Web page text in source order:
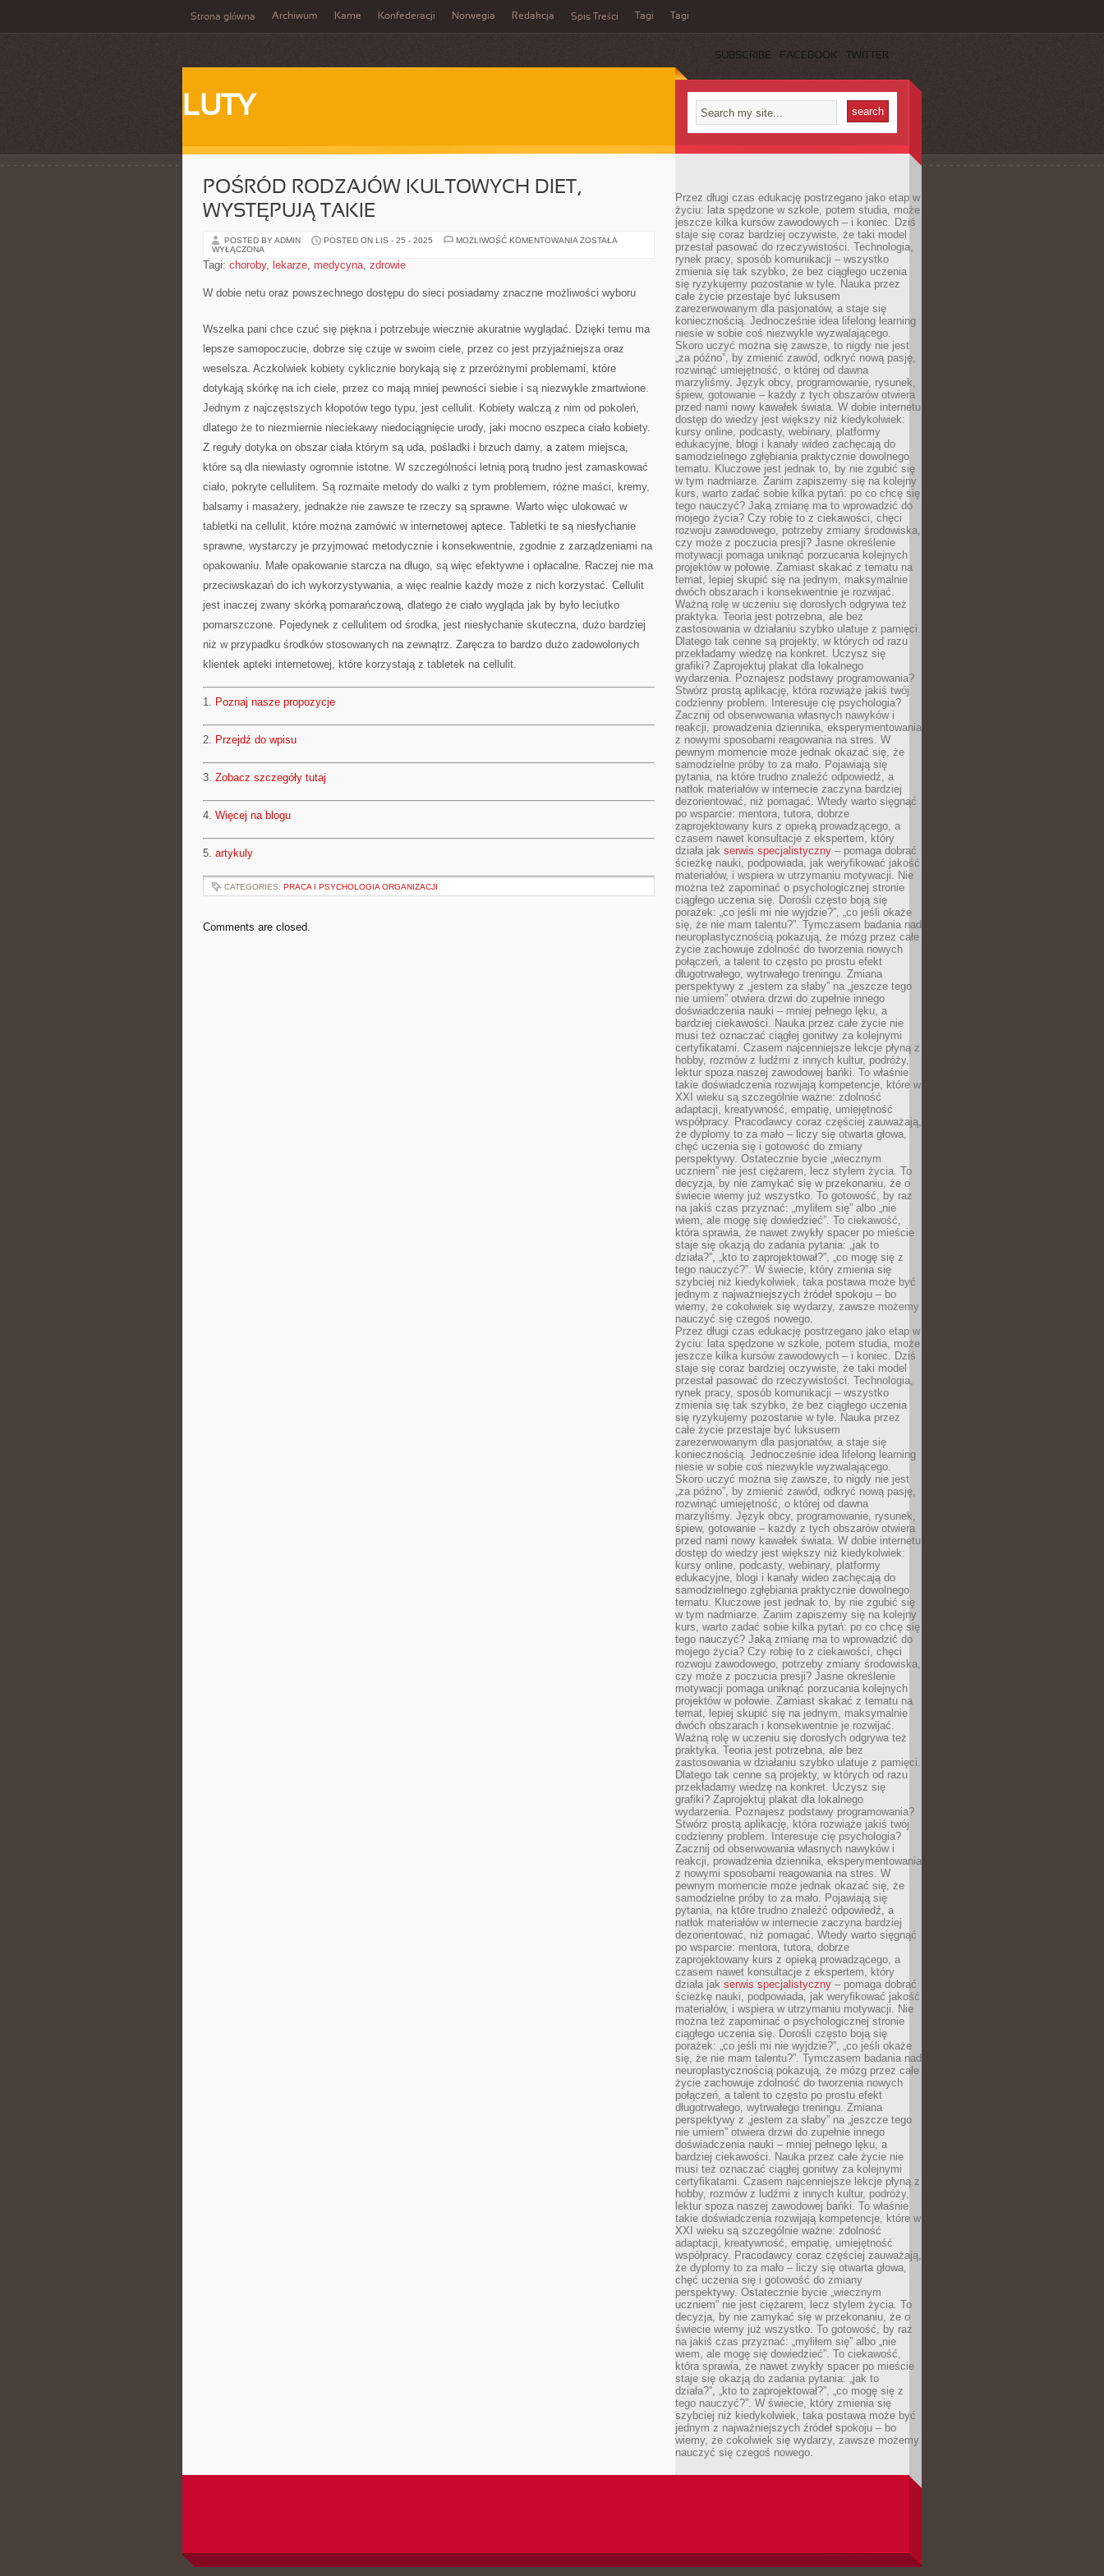
Strona główna Archiwum Karne Konfederacji Norwegia Redakcja Spis Treści Tagi Tagi
SUBSCRIBE FACEBOOK TWITTER
LUTY
POŚRÓD RODZAJÓW KULTOWYCH DIET,
WYSTĘPUJĄ TAKIE
POSTED BY ADMIN POSTED ON LIS - 25 - 2025 MOŻLIWOŚĆ KOMENTOWANIA POŚRÓD
ZOSTAŁA
WYŁĄCZONA
Tagi: choroby, lekarze, medycyna, zdrowie
W dobie netu oraz powszechnego dostępu do sieci posiadamy znaczne możliwości wyboru
Wszelka pani chce czuć się piękna i potrzebuje wiecznie akuratnie wyglądać. Dzięki temu ma
lepsze samopoczucie, dobrze się czuje w swoim ciele, przez co jest przyjaźniejsza oraz
weselsza. Aczkolwiek kobiety cyklicznie borykają się z przeróżnymi problemami, które
dotykają skórkę na ich ciele, przez co mają mniej pewności siebie i są niezwykle zmartwione.
Jednym z najczęstszych kłopotów tego typu, jest cellulit. Kobiety walczą z nim od pokoleń,
dlatego że to niezmiernie nieciekawy niedociągnięcie urody, jaki mocno oszpeca ciało kobiety.
Z reguły dotyka on obszar ciała którym są uda, pośladki i brzuch damy, a zatem miejsca,
które są dla niewiasty ogromnie istotne. W szczególności letnią porą trudno jest zamaskować
ciało, pokryte cellulitem. Są rozmaite metody do walki z tym problemem, różne maści, kremy,
balsamy i masażery, jednakże nie zawsze te rzeczy są sprawne. Warto więc ulokować w
tabletki na cellulit, które można zamówić w internetowej aptece. Tabletki te są niesłychanie
sprawne, wystarczy je przyjmować metodycznie i konsekwentnie, zgodnie z zarządzeniami na
opakowaniu. Małe opakowanie starcza na długo, są więc efektywne i opłacalne. Raczej nie ma
przeciwskazań do ich wykorzystywania, a więc realnie każdy może z nich korzystać. Cellulit
jest inaczej zwany skórką pomarańczową, dlatego że ciało wygląda jak by było leciutko
pomarszczone. Pojedynek z cellulitem od środka, jest niesłychanie skuteczna, dużo bardziej
niż w przypadku środków stosowanych na zewnątrz. Zaręcza to bardzo dużo zadowolonych
klientek apteki internetowej, które korzystają z tabletek na cellulit.
1. Poznaj nasze propozycje
2. Przejdź do wpisu
3. Zobacz szczegóły tutaj
4. Więcej na blogu
5. artykuly
CATEGORIES: PRACA I PSYCHOLOGIA ORGANIZACJI
Comments are closed.
Przez długi czas edukację postrzegano jako etap w
życiu: lata spędzone w szkole, potem studia, może
jeszcze kilka kursów zawodowych – i koniec. Dziś
staje się coraz bardziej oczywiste, że taki model
przestał pasować do rzeczywistości. Technologia,
rynek pracy, sposób komunikacji – wszystko
zmienia się tak szybko, że bez ciągłego uczenia
się ryzykujemy pozostanie w tyle. Nauka przez
całe życie przestaje być luksusem
zarezerwowanym dla pasjonatów, a staje się
koniecznością. Jednocześnie idea lifelong learning
niesie w sobie coś niezwykle wyzwalającego.
Skoro uczyć można się zawsze, to nigdy nie jest
„za późno”, by zmienić zawód, odkryć nową pasję,
rozwinąć umiejętność, o której od dawna
marzyliśmy. Język obcy, programowanie, rysunek,
śpiew, gotowanie – każdy z tych obszarów otwiera
przed nami nowy kawałek świata. W dobie internetu
dostęp do wiedzy jest większy niż kiedykolwiek:
kursy online, podcasty, webinary, platformy
edukacyjne, blogi i kanały wideo zachęcają do
samodzielnego zgłębiania praktycznie dowolnego
tematu. Kluczowe jest jednak to, by nie zgubić się
w tym nadmiarze. Zanim zapiszemy się na kolejny
kurs, warto zadać sobie kilka pytań: po co chcę się
tego nauczyć? Jaką zmianę ma to wprowadzić do
mojego życia? Czy robię to z ciekawości, chęci
rozwoju zawodowego, potrzeby zmiany środowiska,
czy może z poczucia presji? Jasne określenie
motywacji pomaga uniknąć porzucania kolejnych
projektów w połowie. Zamiast skakać z tematu na
temat, lepiej skupić się na jednym, maksymalnie
dwóch obszarach i konsekwentnie je rozwijać.
Ważną rolę w uczeniu się dorosłych odgrywa też
praktyka. Teoria jest potrzebna, ale bez
zastosowania w działaniu szybko ulatuje z pamięci.
Dlatego tak cenne są projekty, w których od razu
przekładamy wiedzę na konkret. Uczysz się
grafiki? Zaprojektuj plakat dla lokalnego
wydarzenia. Poznajesz podstawy programowania?
Stwórz prostą aplikację, która rozwiąże jakiś twój
codzienny problem. Interesuje cię psychologia?
Zacznij od obserwowania własnych nawyków i
reakcji, prowadzenia dziennika, eksperymentowania
z nowymi sposobami reagowania na stres. W
pewnym momencie może jednak okazać się, że
samodzielne próby to za mało. Pojawiają się
pytania, na które trudno znaleźć odpowiedź, a
natłok materiałów w internecie zaczyna bardziej
dezorientować, niż pomagać. Wtedy warto sięgnąć
po wsparcie: mentora, tutora, dobrze
zaprojektowany kurs z opieką prowadzącego, a
czasem nawet konsultacje z ekspertem, który
działa jak serwis specjalistyczny – pomaga dobrać
ścieżkę nauki, podpowiada, jak weryfikować jakość
materiałów, i wspiera w utrzymaniu motywacji. Nie
można też zapominać o psychologicznej stronie
ciągłego uczenia się. Dorośli często boją się
porażek: „co jeśli mi nie wyjdzie?”, „co jeśli okaże
się, że nie mam talentu?”. Tymczasem badania nad
neuroplastycznością pokazują, że mózg przez całe
życie zachowuje zdolność do tworzenia nowych
połączeń, a talent to często po prostu efekt
długotrwałego, wytrwałego treningu. Zmiana
perspektywy z „jestem za słaby” na „jeszcze tego
nie umiem” otwiera drzwi do zupełnie innego
doświadczenia nauki – mniej pełnego lęku, a
bardziej ciekawości. Nauka przez całe życie nie
musi też oznaczać ciągłej gonitwy za kolejnymi
certyfikatami. Czasem najcenniejsze lekcje płyną z
hobby, rozmów z ludźmi z innych kultur, podróży,
lektur spoza naszej zawodowej bańki. To właśnie
takie doświadczenia rozwijają kompetencje, które w
XXI wieku są szczególnie ważne: zdolność
adaptacji, kreatywność, empatię, umiejętność
współpracy. Pracodawcy coraz częściej zauważają,
że dyplomy to za mało – liczy się otwarta głowa,
chęć uczenia się i gotowość do zmiany
perspektywy. Ostatecznie bycie „wiecznym
uczniem” nie jest ciężarem, lecz stylem życia. To
decyzja, by nie zamykać się w przekonaniu, że o
świecie wiemy już wszystko. To gotowość, by raz
na jakiś czas przyznać: „myliłem się” albo „nie
wiem, ale mogę się dowiedzieć”. To ciekawość,
która sprawia, że nawet zwykły spacer po mieście
staje się okazją do zadania pytania: „jak to
działa?”, „kto to zaprojektował?”, „co mogę się z
tego nauczyć?”. W świecie, który zmienia się
szybciej niż kiedykolwiek, taka postawa może być
jednym z najważniejszych źródeł spokoju – bo
wiemy, że cokolwiek się wydarzy, zawsze możemy
nauczyć się czegoś nowego.
Przez długi czas edukację postrzegano jako etap w
życiu: lata spędzone w szkole, potem studia, może
jeszcze kilka kursów zawodowych – i koniec. Dziś
staje się coraz bardziej oczywiste, że taki model
przestał pasować do rzeczywistości. Technologia,
rynek pracy, sposób komunikacji – wszystko
zmienia się tak szybko, że bez ciągłego uczenia
się ryzykujemy pozostanie w tyle. Nauka przez
całe życie przestaje być luksusem
zarezerwowanym dla pasjonatów, a staje się
koniecznością. Jednocześnie idea lifelong learning
niesie w sobie coś niezwykle wyzwalającego.
Skoro uczyć można się zawsze, to nigdy nie jest
„za późno”, by zmienić zawód, odkryć nową pasję,
rozwinąć umiejętność, o której od dawna
marzyliśmy. Język obcy, programowanie, rysunek,
śpiew, gotowanie – każdy z tych obszarów otwiera
przed nami nowy kawałek świata. W dobie internetu
dostęp do wiedzy jest większy niż kiedykolwiek:
kursy online, podcasty, webinary, platformy
edukacyjne, blogi i kanały wideo zachęcają do
samodzielnego zgłębiania praktycznie dowolnego
tematu. Kluczowe jest jednak to, by nie zgubić się
w tym nadmiarze. Zanim zapiszemy się na kolejny
kurs, warto zadać sobie kilka pytań: po co chcę się
tego nauczyć? Jaką zmianę ma to wprowadzić do
mojego życia? Czy robię to z ciekawości, chęci
rozwoju zawodowego, potrzeby zmiany środowiska,
czy może z poczucia presji? Jasne określenie
motywacji pomaga uniknąć porzucania kolejnych
projektów w połowie. Zamiast skakać z tematu na
temat, lepiej skupić się na jednym, maksymalnie
dwóch obszarach i konsekwentnie je rozwijać.
Ważną rolę w uczeniu się dorosłych odgrywa też
praktyka. Teoria jest potrzebna, ale bez
zastosowania w działaniu szybko ulatuje z pamięci.
Dlatego tak cenne są projekty, w których od razu
przekładamy wiedzę na konkret. Uczysz się
grafiki? Zaprojektuj plakat dla lokalnego
wydarzenia. Poznajesz podstawy programowania?
Stwórz prostą aplikację, która rozwiąże jakiś twój
codzienny problem. Interesuje cię psychologia?
Zacznij od obserwowania własnych nawyków i
reakcji, prowadzenia dziennika, eksperymentowania
z nowymi sposobami reagowania na stres. W
pewnym momencie może jednak okazać się, że
samodzielne próby to za mało. Pojawiają się
pytania, na które trudno znaleźć odpowiedź, a
natłok materiałów w internecie zaczyna bardziej
dezorientować, niż pomagać. Wtedy warto sięgnąć
po wsparcie: mentora, tutora, dobrze
zaprojektowany kurs z opieką prowadzącego, a
czasem nawet konsultacje z ekspertem, który
działa jak serwis specjalistyczny – pomaga dobrać
ścieżkę nauki, podpowiada, jak weryfikować jakość
materiałów, i wspiera w utrzymaniu motywacji. Nie
można też zapominać o psychologicznej stronie
ciągłego uczenia się. Dorośli często boją się
porażek: „co jeśli mi nie wyjdzie?”, „co jeśli okaże
się, że nie mam talentu?”. Tymczasem badania nad
neuroplastycznością pokazują, że mózg przez całe
życie zachowuje zdolność do tworzenia nowych
połączeń, a talent to często po prostu efekt
długotrwałego, wytrwałego treningu. Zmiana
perspektywy z „jestem za słaby” na „jeszcze tego
nie umiem” otwiera drzwi do zupełnie innego
doświadczenia nauki – mniej pełnego lęku, a
bardziej ciekawości. Nauka przez całe życie nie
musi też oznaczać ciągłej gonitwy za kolejnymi
certyfikatami. Czasem najcenniejsze lekcje płyną z
hobby, rozmów z ludźmi z innych kultur, podróży,
lektur spoza naszej zawodowej bańki. To właśnie
takie doświadczenia rozwijają kompetencje, które w
XXI wieku są szczególnie ważne: zdolność
adaptacji, kreatywność, empatię, umiejętność
współpracy. Pracodawcy coraz częściej zauważają,
że dyplomy to za mało – liczy się otwarta głowa,
chęć uczenia się i gotowość do zmiany
perspektywy. Ostatecznie bycie „wiecznym
uczniem” nie jest ciężarem, lecz stylem życia. To
decyzja, by nie zamykać się w przekonaniu, że o
świecie wiemy już wszystko. To gotowość, by raz
na jakiś czas przyznać: „myliłem się” albo „nie
wiem, ale mogę się dowiedzieć”. To ciekawość,
która sprawia, że nawet zwykły spacer po mieście
staje się okazją do zadania pytania: „jak to
działa?”, „kto to zaprojektował?”, „co mogę się z
tego nauczyć?”. W świecie, który zmienia się
szybciej niż kiedykolwiek, taka postawa może być
jednym z najważniejszych źródeł spokoju – bo
wiemy, że cokolwiek się wydarzy, zawsze możemy
nauczyć się czegoś nowego.